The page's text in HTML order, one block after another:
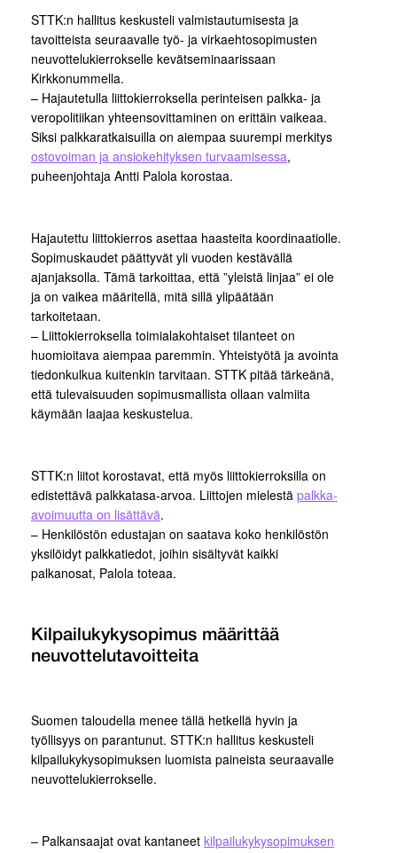
STTK:n hallitus keskusteli valmistautumisesta ja
tavoitteista seuraavalle työ- ja virkaehtosopimusten
neuvottelukierrokselle kevätseminaarissaan
Kirkkonummella.
– Hajautetulla liittokierroksella perinteisen palkka- ja
veropolitiikan yhteensovittaminen on erittäin vaikeaa.
Siksi palkkaratkaisuilla on aiempaa suurempi merkitys
ostovoiman ja ansiokehityksen turvaamisessa,
puheenjohtaja Antti Palola korostaa.
Hajautettu liittokierros asettaa haasteita koordinaatiolle.
Sopimuskaudet päättyvät yli vuoden kestävällä
ajanjaksolla. Tämä tarkoittaa, että ”yleistä linjaa” ei ole
ja on vaikea määritellä, mitä sillä ylipäätään
tarkoitetaan.
– Liittokierroksella toimialakohtaiset tilanteet on
huomioitava aiempaa paremmin. Yhteistyötä ja avointa
tiedonkulkua kuitenkin tarvitaan. STTK pitää tärkeänä,
että tulevaisuuden sopimusmallista ollaan valmiita
käymään laajaa keskustelua.
STTK:n liitot korostavat, että myös liittokierroksilla on
edistettävä palkkatasa-arvoa. Liittojen mielestä palkka-
avoimuutta on lisättävä.
– Henkilöstön edustajan on saatava koko henkilöstön
yksilöidyt palkkatiedot, joihin sisältyvät kaikki
palkanosat, Palola toteaa.
Kilpailukykysopimus määrittää
neuvottelutavoitteita
Suomen taloudella menee tällä hetkellä hyvin ja
työllisyys on parantunut. STTK:n hallitus keskusteli
kilpailukykysopimuksen luomista paineista seuraavalle
neuvottelukierrokselle.
– Palkansaajat ovat kantaneet kilpailukykysopimuksen